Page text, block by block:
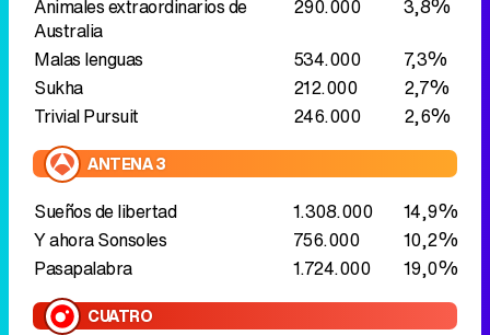
ANTENA 3
Sueños de libertad 1.308.000
14,9%
Y ahora Sonsoles
756.000
10,2%
Pasapalabra
1.724.000 19,0%
CUATRO
Todo es mentira 598.000
7,3%
EntrevistaFernando Clavijo 683.000
8,1%
Lo sabe no lo sabe
487.000 6,6%
TELECINCO